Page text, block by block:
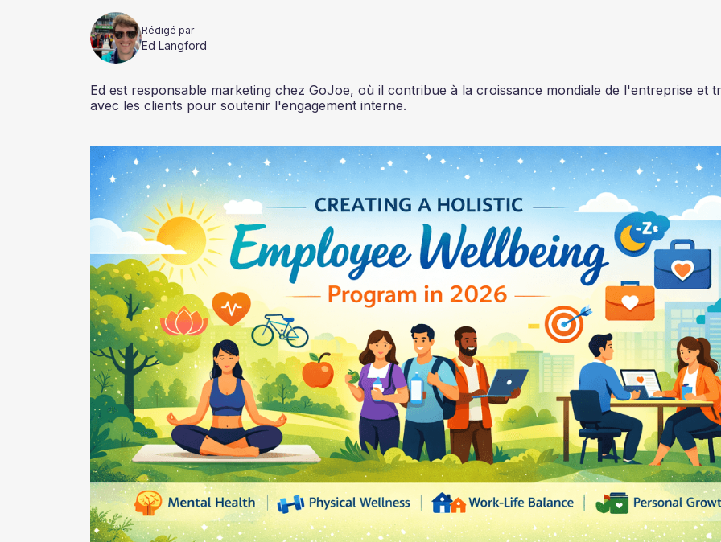
Rédigé par
Ed Langford
Ed est responsable marketing chez GoJoe, où il contribue à la croissance mondiale de l'entreprise et
avec les clients pour soutenir l'engagement interne.